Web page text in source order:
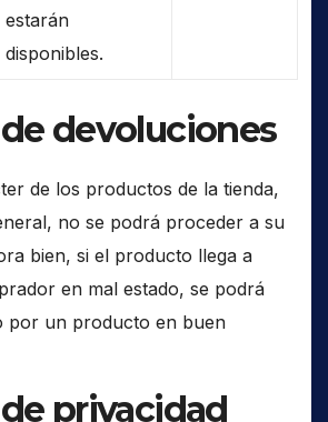
estarán
disponibles.
devoluciones
de los productos de la tienda,
no se podrá proceder a su
bien, si el producto llega a
en mal estado, se podrá
por un producto en buen
privacidad